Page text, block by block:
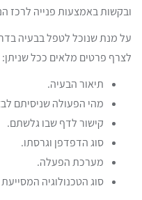
ובקשות באמצעות פנייה לרכז
על מנת שנוכל לטפל בבעיה
לצרף פרטים מלאים ככל שניתן:
תיאור הבעיה.
מהי הפעולה שניסיתם
קישור לדף שבו גלשתם.
סוג הדפדפן וגרסתו.
מערכת הפעלה.
סוג הטכנולוגיה